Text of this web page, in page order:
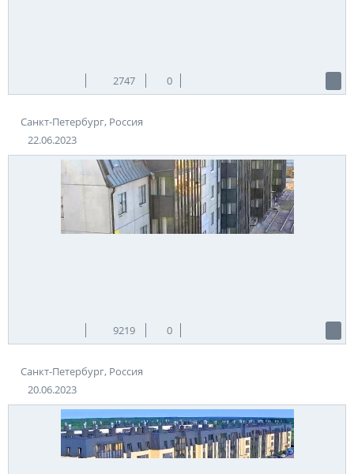
тех самых пор, судно покидало свою вечную пристань
только для ремонта и реставрационных работ. Сегодня
в корабельный колокол, изучить экспозицию нескольких
выставочных залов. На борту проводят организованные
экскурсии. Но также посетить крейсер можно и в
индивидуальном формате.
Если же пока нет возможности попасть в музей, веб-
камеры Санкт-Петербурга, смотреть онлайн которые
можно из любой точки планеты, позволят увидеть
2747 0
Санкт-Петербург, Россия
22.06.2023
9219 0
Санкт-Петербург, Россия
20.06.2023